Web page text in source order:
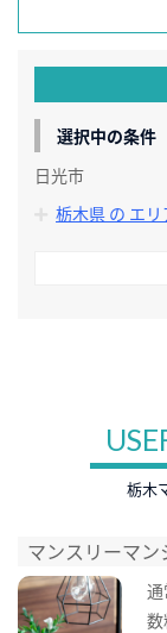
選択中の条件
日光市
栃木県 の エ
栃木
マンスリーマン
数